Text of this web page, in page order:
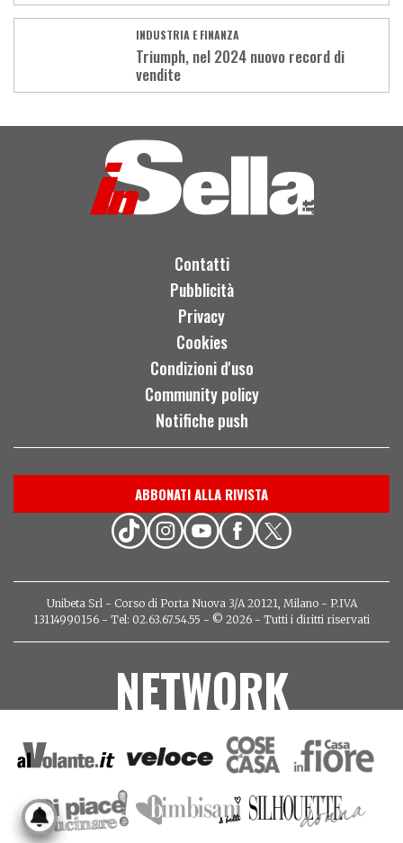
INDUSTRIA E FINANZA
Triumph, nel 2024 nuovo record di
vendite
More
Contatti
Pubblicità
Privacy
Cookies
Condizioni d'uso
Community policy
Notifiche push
ABBONATI ALLA RIVISTA
Unibeta Srl - Corso di Porta Nuova 3/A 20121, Milano - P.IVA
13114990156 - Tel: 02.63.67.54.55 - © 2026 - Tutti i diritti riservati
NETWORK